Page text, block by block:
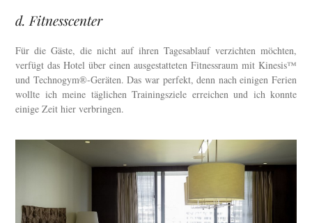
d. Fitnesscenter
Für die Gäste, die nicht auf ihren Tagesablauf verzichten möchten,
verfügt das Hotel über einen ausgestatteten Fitnessraum mit Kinesis™
und Technogym®-Geräten. Das war perfekt, denn nach einigen Ferien
wollte ich meine täglichen Trainingsziele erreichen und ich konnte
einige Zeit hier verbringen.